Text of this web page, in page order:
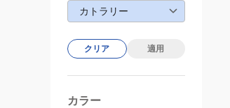
カトラリー
クリア 適用
カラー